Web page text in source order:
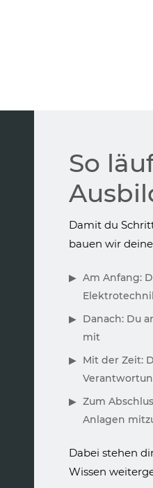
So
Damit du
bauen wir
Am Anfang:
Danach: Du
mit
Mit der Zeit:
Zum
Anlagen
Dabei stehen
Wissen